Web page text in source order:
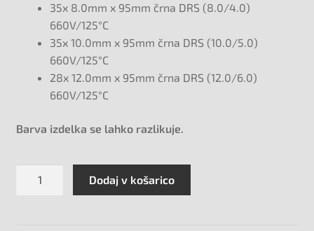
35x 8.0mm x 95mm črna DRS (8.0/4.0)
660V/125°C
35x 10.0mm x 95mm črna DRS (10.0/5.0)
660V/125°C
28x 12.0mm x 95mm črna DRS (12.0/6.0)
660V/125°C
Barva izdelka se lahko razlikuje.
Dodaj v košarico